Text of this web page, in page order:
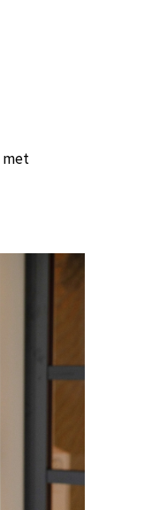
met